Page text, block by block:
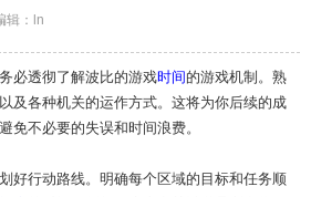
辑：ln
必透彻了解波比的游戏时间的游戏机制。熟
及各种机关的运作方式。这将为你后续的成
免不必要的失误和时间浪费。
好行动路线。明确每个区域的目标和任务顺